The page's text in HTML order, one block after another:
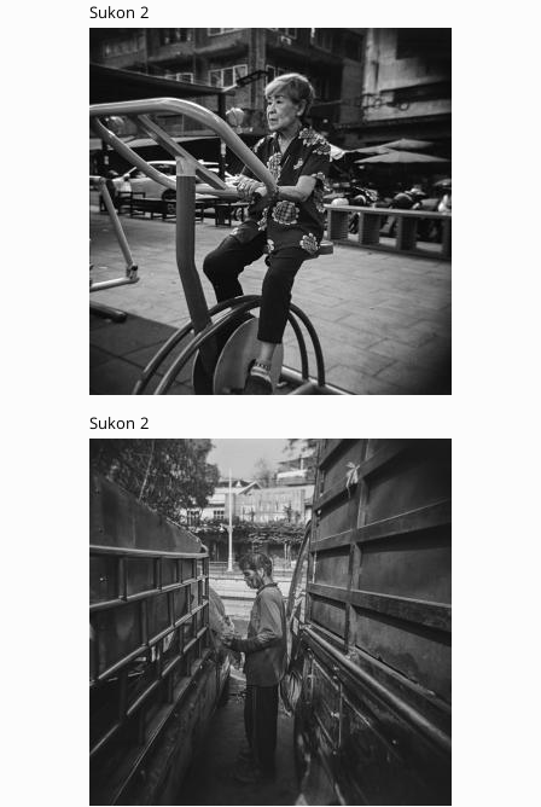
Sukon 2
Sukon 2